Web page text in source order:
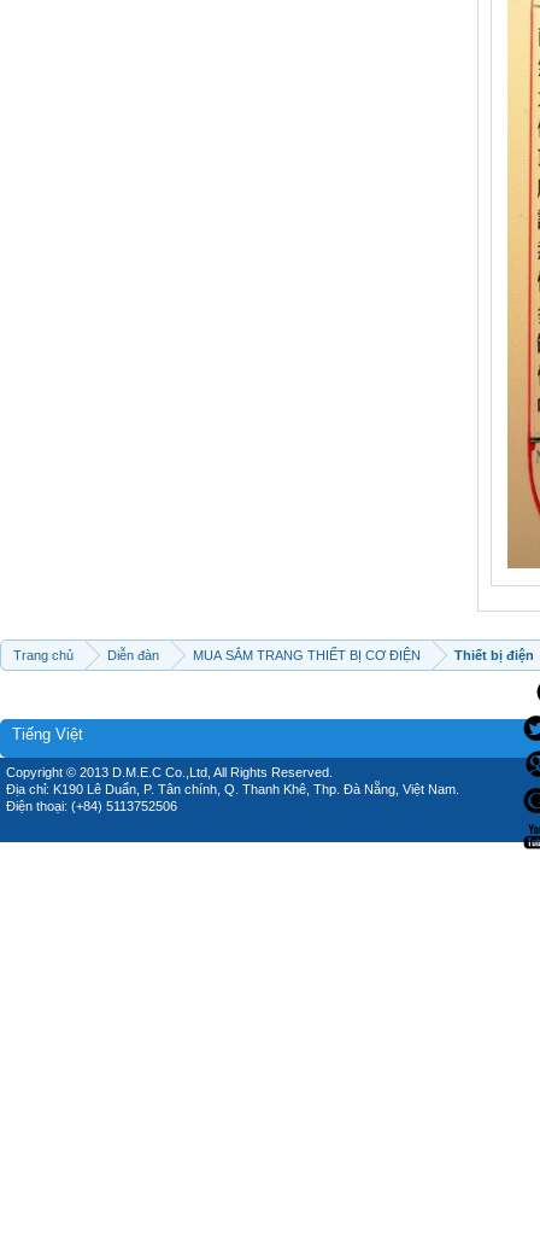
Trang chủ Diễn đàn MUA SẮM TRANG THIẾT BỊ CƠ ĐIỆN Thiết bị điện
Tiếng Việt
Copyright © 2013 D.M.E.C Co.,Ltd, All Rights Reserved.
Địa chỉ: K190 Lê Duẩn, P. Tân chính, Q. Thanh Khê, Thp. Đà Nẵng, Việt Nam.
Điện thoại: (+84) 5113752506